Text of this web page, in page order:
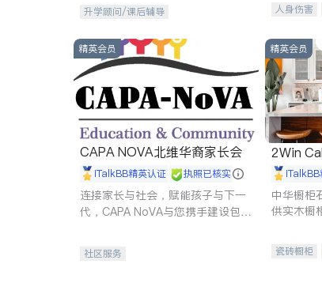
升学顾问/课后辅导 人身伤害
商标注册
精英会员
CAPA NOVA北维华裔家长会
iTalkBB精英认证 执照已核实
连接家长与社会，赋能孩子与下一
代，CAPA NoVA与您携手建设包
社区服务
精英会员
2Win
中华橱柜
供实木橱
瓷砖橱柜